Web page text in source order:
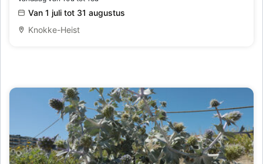
Van 1 juli tot 31 augustus
Knokke-Heist